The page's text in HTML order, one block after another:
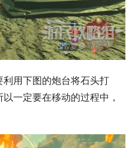
用下图的炮台将石头打
一定要在移动的过程中，